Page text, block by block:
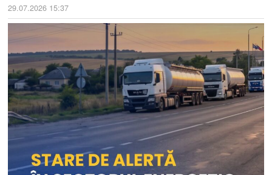
29.07.2026 15:37